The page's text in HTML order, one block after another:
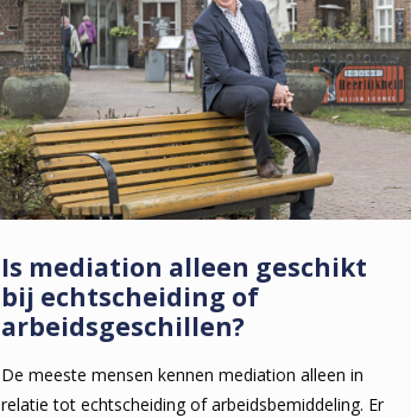
Is mediation alleen geschikt
bij echtscheiding of
arbeidsgeschillen?
De meeste mensen kennen mediation alleen in
relatie tot echtscheiding of arbeidsbemiddeling. Er